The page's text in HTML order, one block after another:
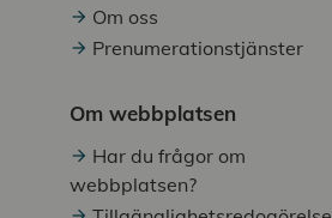
Om oss
Prenumerationstjänster
Om webbplatsen
Har du frågor om
webbplatsen?